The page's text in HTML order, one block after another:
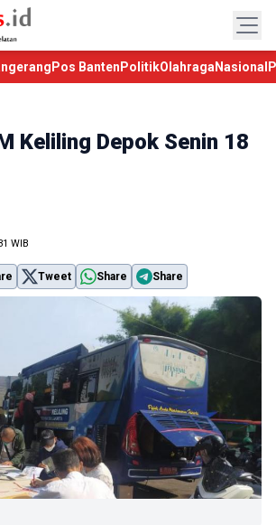
Pos Banten PolitikOlahraga Nasional
Keliling Depok Senin 18
WIB
Tweet Share Share